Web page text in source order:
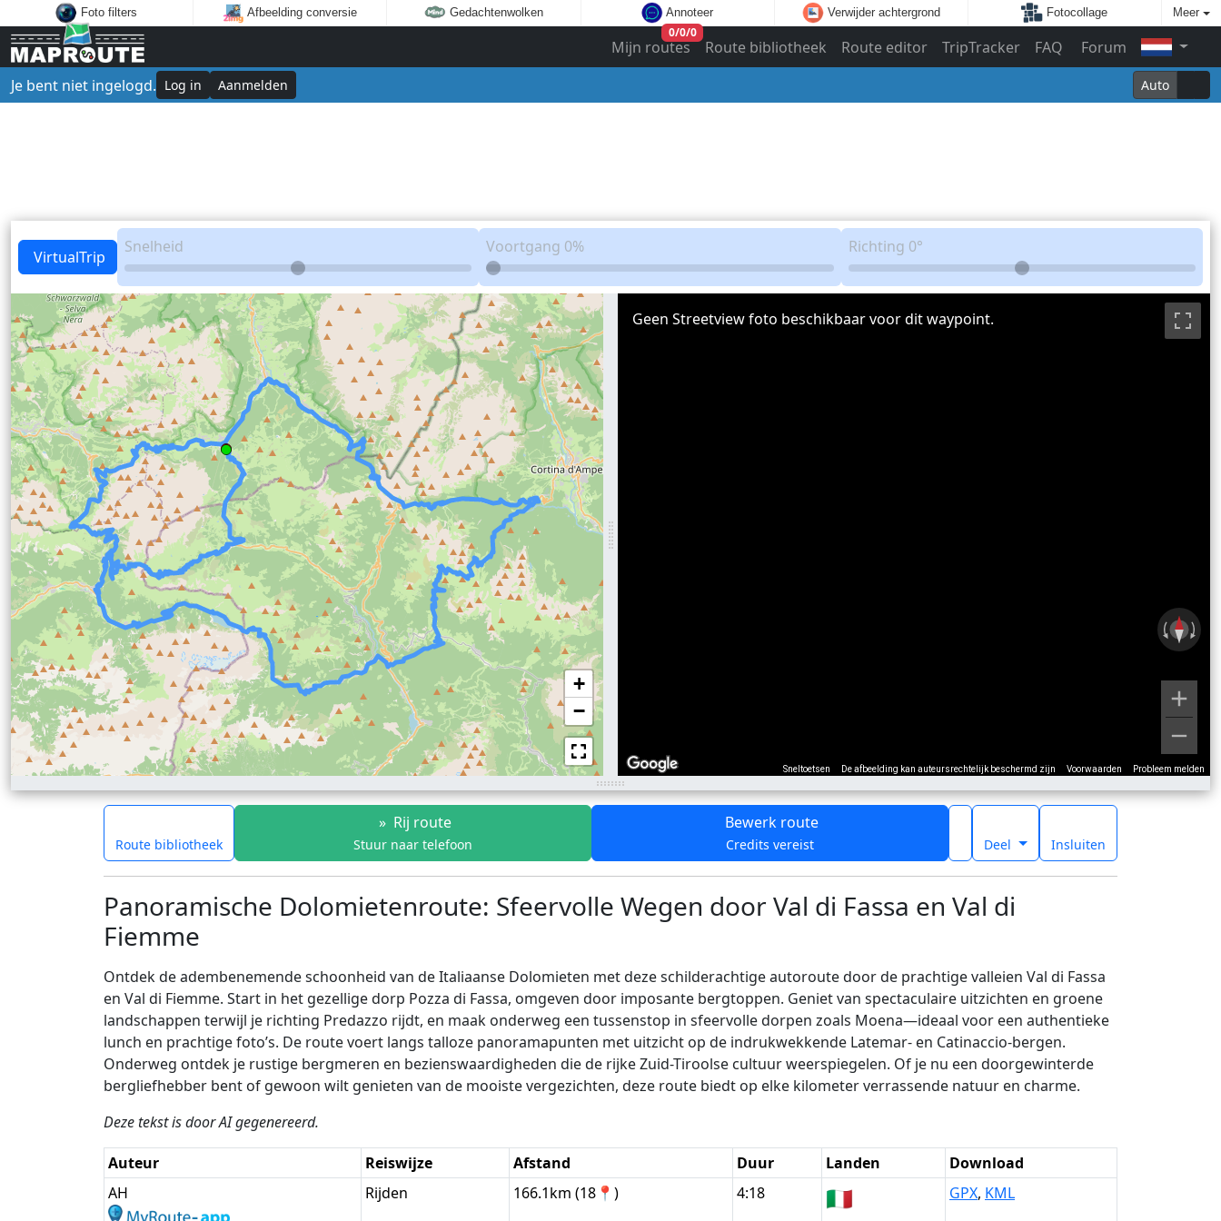
Foto filters Afbeelding conversie Gedachtenwolken Annoteer Verwijder achtergrond Fotocollage Meer
Mijn routes
0/0/0
Route bibliotheek Route editor TripTracker FAQ
Forum
Je bent niet ingelogd. Log in Aanmelden Auto
VirtualTrip
Snelheid Voortgang 0% Richting 0°
+
−
Sneltoetsen De afbeelding kan auteursrechtelijk beschermd zijn Voorwaarden Probleem melden
Geen Streetview foto beschikbaar voor dit waypoint.
Route bibliotheek
» Rij route
Stuur naar telefoon
Bewerk route
Credits vereist Deel Insluiten
Panoramische Dolomietenroute: Sfeervolle Wegen door Val di Fassa en Val di
Fiemme
Ontdek de adembenemende schoonheid van de Italiaanse Dolomieten met deze schilderachtige autoroute door de prachtige valleien Val di Fassa
en Val di Fiemme. Start in het gezellige dorp Pozza di Fassa, omgeven door imposante bergtoppen. Geniet van spectaculaire uitzichten en groene
landschappen terwijl je richting Predazzo rijdt, en maak onderweg een tussenstop in sfeervolle dorpen zoals Moena—ideaal voor een authentieke
lunch en prachtige foto’s. De route voert langs talloze panoramapunten met uitzicht op de indrukwekkende Latemar- en Catinaccio-bergen.
Onderweg ontdek je rustige bergmeren en bezienswaardigheden die de rijke Zuid-Tiroolse cultuur weerspiegelen. Of je nu een doorgewinterde
bergliefhebber bent of gewoon wilt genieten van de mooiste vergezichten, deze route biedt op elke kilometer verrassende natuur en charme.
Deze tekst is door AI gegenereerd.
Auteur Reiswijze Afstand Duur Landen
Download
AH
Rijden 166.1km (18📍) 4:18 🇮🇹 GPX, KML